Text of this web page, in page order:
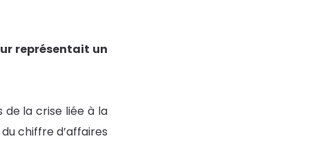
représentait un
la crise liée à la
chiffre d’affaires